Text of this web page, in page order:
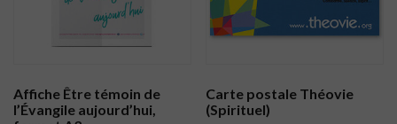
Affiche Être témoin de
l’Évangile aujourd’hui,
Carte postale Théovie
(Spirituel)